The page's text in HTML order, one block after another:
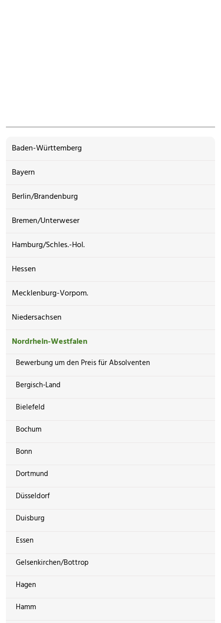
Baden-Württemberg
Bayern
Berlin/Brandenburg
Bremen/Unterweser
Hamburg/Schles.-Hol.
Hessen
Mecklenburg-Vorpom.
Niedersachsen
Nordrhein-Westfalen
Bewerbung um den Preis für Absolventen
Bergisch-Land
Bielefeld
Bochum
Bonn
Dortmund
Düsseldorf
Duisburg
Essen
Gelsenkirchen/Bottrop
Hagen
Hamm